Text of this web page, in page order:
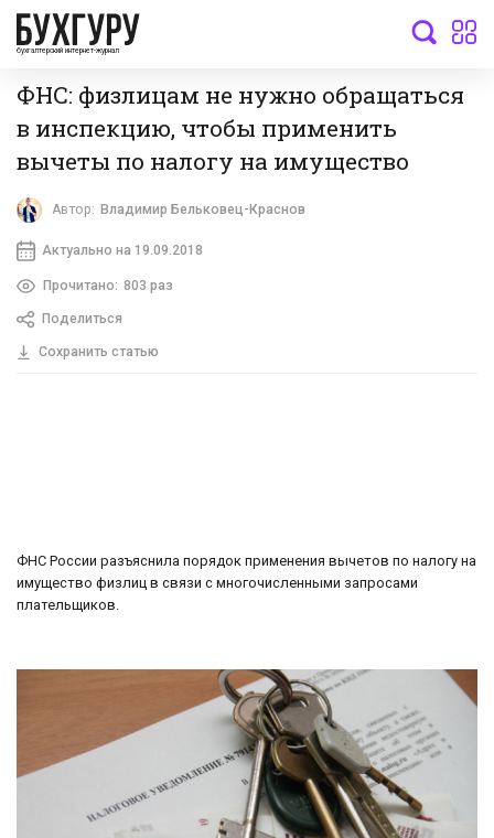
бухгалтерский интернет-журнал
ФНС: физлицам не нужно обращаться
в инспекцию, чтобы применить
вычеты по налогу на имущество
Автор: Владимир Бельковец-Краснов
Актуально на 19.09.2018
Прочитано: 803 раз
Поделиться
Сохранить статью
ФНС России разъяснила порядок применения вычетов по налогу на
имущество физлиц в связи с многочисленными запросами
плательщиков.